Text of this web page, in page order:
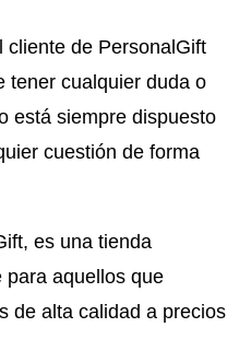
cliente de PersonalGift
tener cualquier duda o
está siempre dispuesto
cuestión de forma
es una tienda
para aquellos que
de alta calidad a precios